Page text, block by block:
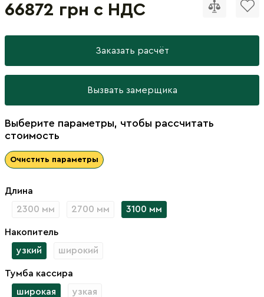
66872 грн с НДС
Заказать расчёт
Вызвать замерщика
Выберите параметры, чтобы рассчитать
стоимость
Очистить параметры
Длина
2300 мм
2700 мм 3100 мм
Накопитель
узкий
широкий
Тумба кассира
широкая
узкая